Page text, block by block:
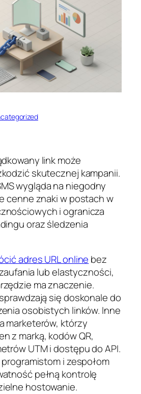
link może
skutecznej kampanii.
wygląda na niegodny
cenne znaki w postach w
i ogranicza
oraz śledzenia
adres URL online bez
lub elastyczności,
ma znaczenie.
się doskonale do
osobistych linków. Inne
marketerów, którzy
z marką, kodów QR,
UTM i dostępu do API.
i zespołom
pełną kontrolę
hostowanie.